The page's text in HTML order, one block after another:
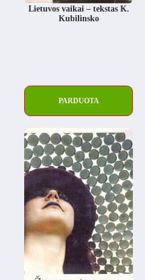
Lietuvos vaikai – tekstas K.
Kubilinsko
PARDUOTA